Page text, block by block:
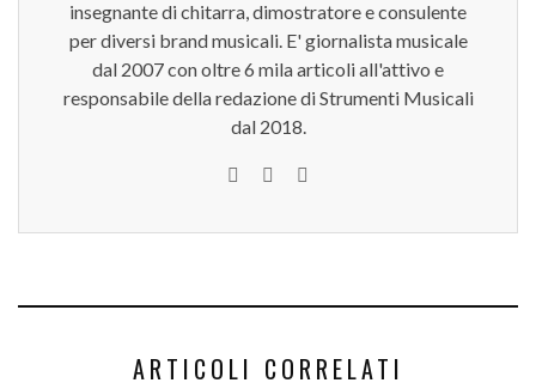
insegnante di chitarra, dimostratore e consulente
per diversi brand musicali. E' giornalista musicale
dal 2007 con oltre 6 mila articoli all'attivo e
responsabile della redazione di Strumenti Musicali
dal 2018.
ARTICOLI CORRELATI